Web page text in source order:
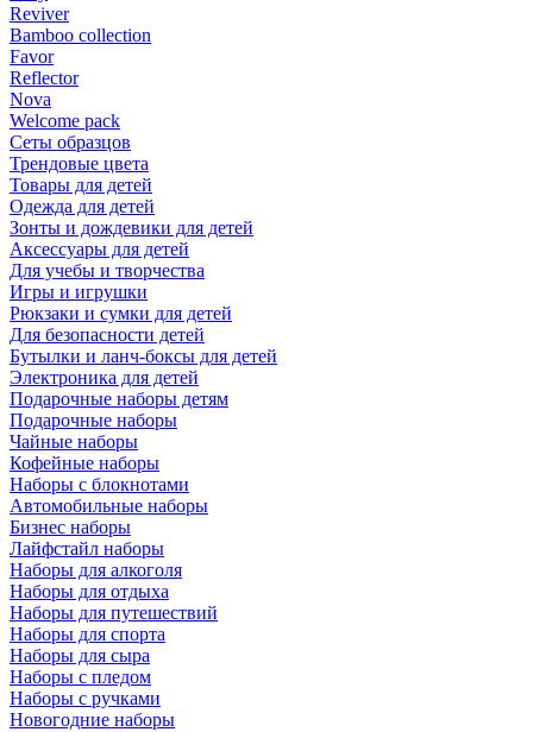
Reviver
Bamboo collection
Favor
Reflector
Nova
Welcome pack
Сеты образцов
Трендовые цвета
Товары для детей
Одежда для детей
Зонты и дождевики для детей
Аксессуары для детей
Для учебы и творчества
Игры и игрушки
Рюкзаки и сумки для детей
Для безопасности детей
Бутылки и ланч-боксы для детей
Электроника для детей
Подарочные наборы детям
Подарочные наборы
Чайные наборы
Кофейные наборы
Наборы с блокнотами
Автомобильные наборы
Бизнес наборы
Лайфстайл наборы
Наборы для алкоголя
Наборы для отдыха
Наборы для путешествий
Наборы для спорта
Наборы для сыра
Наборы с пледом
Наборы с ручками
Новогодние наборы